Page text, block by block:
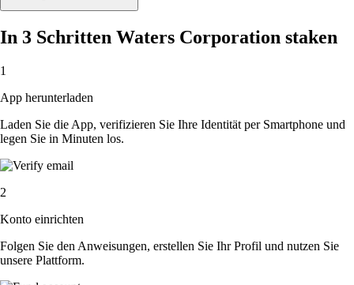
In 3 Schritten Waters Corporation staken
1
App herunterladen
Laden Sie die App, verifizieren Sie Ihre Identität per Smartphone und
legen Sie in Minuten los.
2
Konto einrichten
Folgen Sie den Anweisungen, erstellen Sie Ihr Profil und nutzen Sie
unsere Plattform.